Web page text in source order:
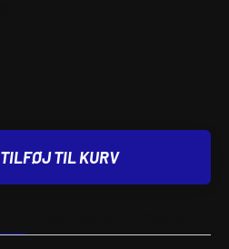
TILFØJ TIL KURV